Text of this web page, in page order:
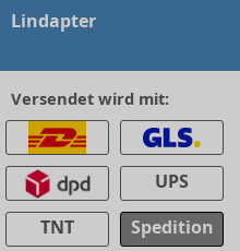
Lindapter
Versendet wird mit:
UPS
TNT
Spedition